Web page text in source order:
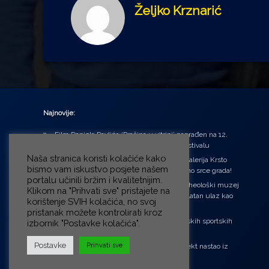
Željko Krznarić
Najnovije:
Film Daniela Pavlića ‘Prašina u vitrini’ nagrađen na 12.
Green Montenegro International Film Festivalu
U središtu Petrinje otvorena obnovljena Galerija Krsto
Hegedušić: Kultura vraćena kući, u samo srce grada!
Od petka do nedjelje (31.7. – 2.8.2026.) Arheološki muzej
u Zagrebu otvara vrata građanima: Besplatan ulaz kao
zaklon od toplinskog vala
‘Ni med cvetjem ni pravice’ na Aleji hrvatskih sportskih
“Rubikova kocka – složi svoju priču”, projekt nastao iz
potrebe da se čuje glas djece!
Naša stranica koristi kolačiće kako
bismo vam iskustvo posjete našem
portalu učinili bržim i kvalitetnijim.
Klikom na "Prihvati sve" pristajete na
korištenje SVIH kolačića, no svoj
pristanak možete kontrolirati kroz
izbornik "Postavke kolačića".
Postavke Prihvati sve